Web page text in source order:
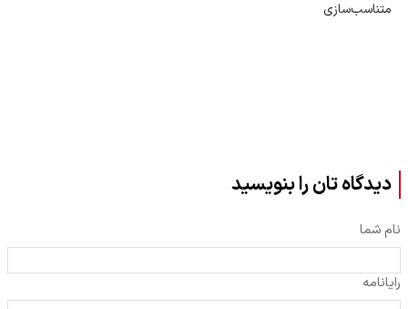
متناسب‌سازی
دیدگاه تان را بنویسید
نام شما
رایانامه